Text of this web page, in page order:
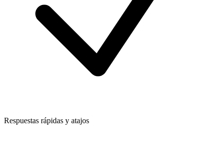
Respuestas rápidas y atajos